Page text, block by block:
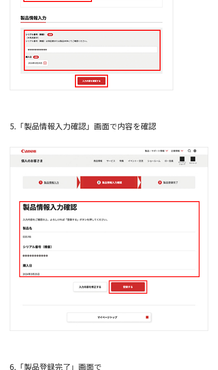
5.「製品情報入力確認」画面で内容を確認
6.「製品登録完了」画面で